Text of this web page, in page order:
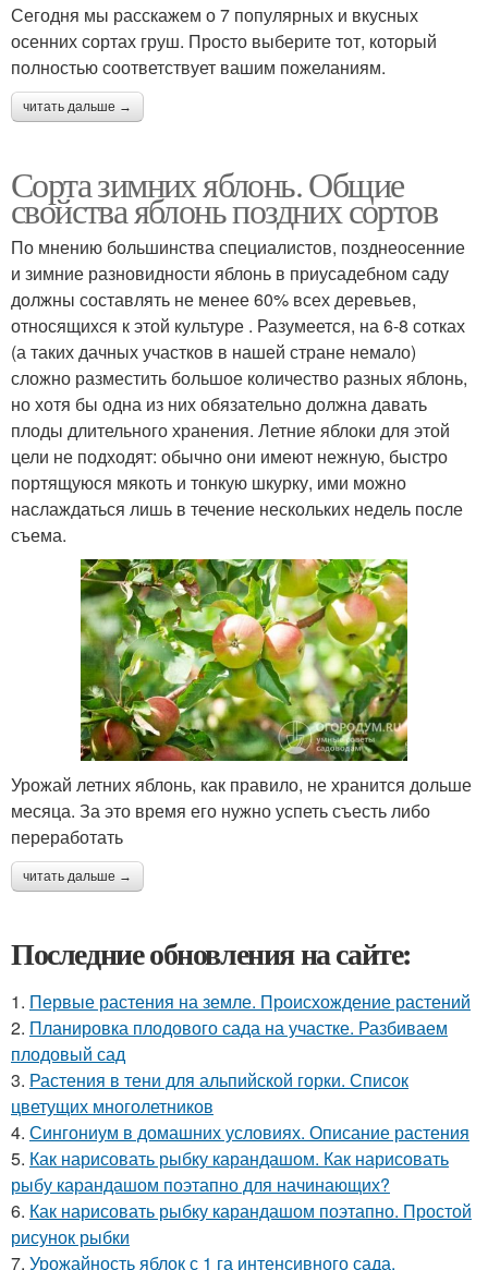
Сегодня мы расскажем о 7 популярных и вкусных
осенних сортах груш. Просто выберите тот, который
полностью соответствует вашим пожеланиям.
читать дальше →
Сорта зимних яблонь. Общие
свойства яблонь поздних сортов
По мнению большинства специалистов, позднеосенние
и зимние разновидности яблонь в приусадебном саду
должны составлять не менее 60% всех деревьев,
относящихся к этой культуре . Разумеется, на 6-8 сотках
(а таких дачных участков в нашей стране немало)
сложно разместить большое количество разных яблонь,
но хотя бы одна из них обязательно должна давать
плоды длительного хранения. Летние яблоки для этой
цели не подходят: обычно они имеют нежную, быстро
портящуюся мякоть и тонкую шкурку, ими можно
наслаждаться лишь в течение нескольких недель после
съема.
Урожай летних яблонь, как правило, не хранится дольше
месяца. За это время его нужно успеть съесть либо
переработать
читать дальше →
Последние обновления на сайте:
1. Первые растения на земле. Происхождение растений
2. Планировка плодового сада на участке. Разбиваем
плодовый сад
3. Растения в тени для альпийской горки. Список
цветущих многолетников
4. Сингониум в домашних условиях. Описание растения
5. Как нарисовать рыбку карандашом. Как нарисовать
рыбу карандашом поэтапно для начинающих?
6. Как нарисовать рыбку карандашом поэтапно. Простой
рисунок рыбки
7. Урожайность яблок с 1 га интенсивного сада.